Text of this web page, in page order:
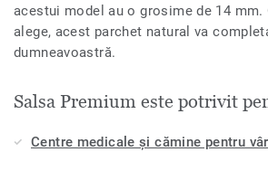
acestui model au o grosime de 14 mm.
alege, acest parchet natural va
dumneavoastră.
Salsa Premium este potrivit
Centre medicale și cămine pentru